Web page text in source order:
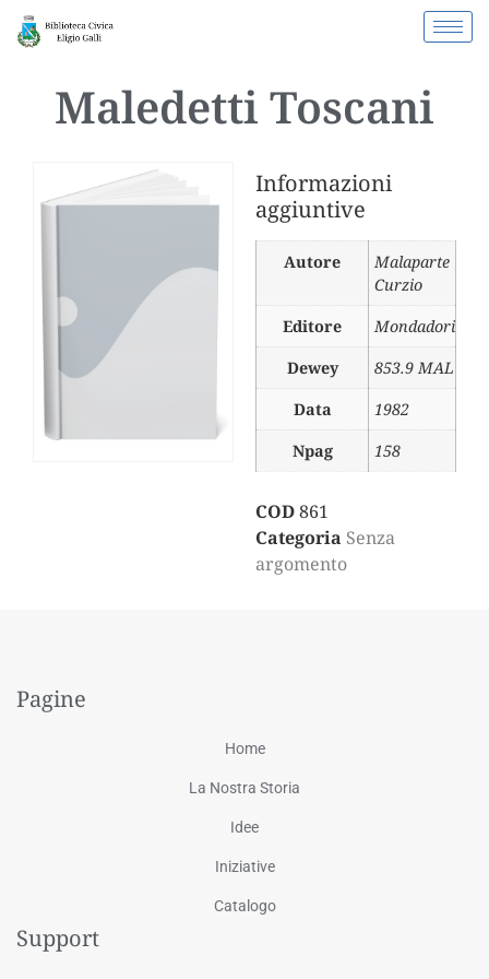
Maledetti Toscani
Informazioni
aggiuntive
Autore
Malaparte
Curzio
Editore
Mondadori
Dewey
853.9 MAL
Data
1982
Npag
158
COD861
Categoria Senza
argomento
Pagine
Home
La Nostra Storia
Idee
Iniziative
Catalogo
Support